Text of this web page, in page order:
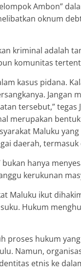
Ambon”
oknum
kriminal adalah
komunitas
kasus pidana.
Jangan
tersebut,” tegas
merupakan
Maluku
daerah, termasuk
hanya
kerukunan
Maluku ikut
Hukum
proses hukum
Namun,
etnis ke